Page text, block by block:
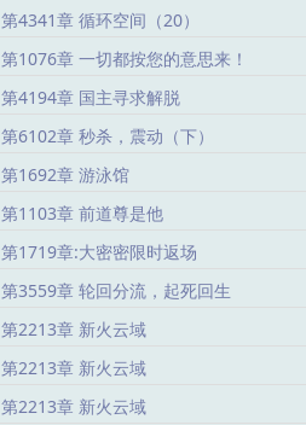
第4341章 循环空间（20）
第1076章 一切都按您的意思来！
第4194章 国主寻求解脱
第6102章 秒杀，震动（下）
第1692章 游泳馆
第1103章 前道尊是他
第1719章:大密密限时返场
第3559章 轮回分流，起死回生
第2213章 新火云域
第2213章 新火云域
第2213章 新火云域